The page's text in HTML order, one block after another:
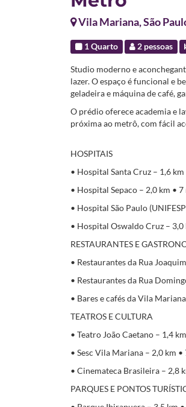
Vila Mariana, São
1 Quarto 2 pessoas
Studio moderno e
lazer. O espaço é funcional e
geladeira e máquina de café,
O prédio oferece academia e
próxima ao metrô, com fácil
HOSPITAIS
• Hospital Santa Cruz – 1,6
• Hospital Sepaco – 2,0 km •
• Hospital São Paulo
• Hospital Oswaldo Cruz –
RESTAURANTES E
• Restaurantes da Rua
• Restaurantes da Rua
• Bares e cafés da Vila
TEATROS E CULTURA
• Teatro João Caetano – 1,4
• Sesc Vila Mariana – 2,0 km
• Cinemateca Brasileira – 2,8
PARQUES E PONTOS